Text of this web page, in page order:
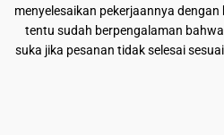
menyelesaikan pekerjaannya
tentu sudah berpengalaman
suka jika pesanan tidak selesai